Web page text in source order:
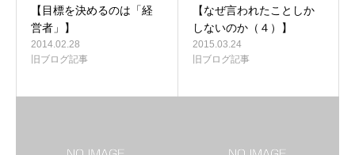
【目標を決めるのは「経
営者」】
2014.02.28
旧ブログ記事
【なぜ言われたことしか
しないのか（４）】
2015.03.24
旧ブログ記事